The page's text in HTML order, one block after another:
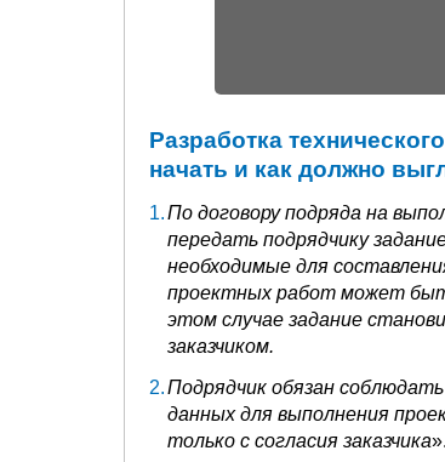
Разработка
начать и как должно
По договору подряда на
передать подрядчику
необходимые для
проектных работ может
этом случае задание
заказчиком.
Подрядчик обязан
данных для выполнения
только с согласия заказчика».